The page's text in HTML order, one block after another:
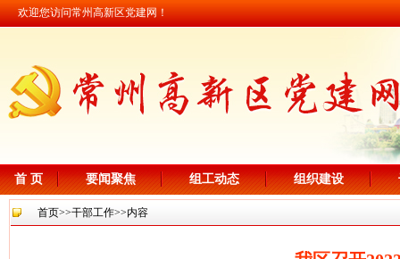
欢迎您访问常州高新区党建网！
首 页 要闻聚焦 组工动态 组织建设
首页>>干部工作>>内容